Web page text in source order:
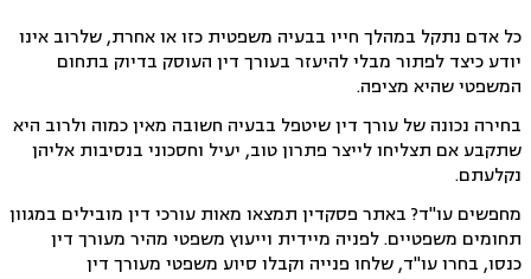
כל אדם נתקל במהלך חייו בבעיה משפטית כזו או אחרת, שלרוב אינו
יודע כיצד לפתור מבלי להיעזר בעורך דין העוסק בדיוק בתחום
המשפטי שהיא מציפה.
בחירה נכונה של עורך דין שיטפל בבעיה חשובה מאין כמוה ולרוב היא
שתקבע אם תצליחו לייצר פתרון טוב, יעיל וחסכוני בנסיבות אליהן
נקלעתם.
מחפשים עו"ד? באתר פסקדין תמצאו מאות עורכי דין מובילים במגוון
תחומים משפטיים. לפניה מיידית וייעוץ משפטי מהיר מעורך דין
כנסו, בחרו עו"ד, שלחו פנייה וקבלו סיוע משפטי מעורך דין